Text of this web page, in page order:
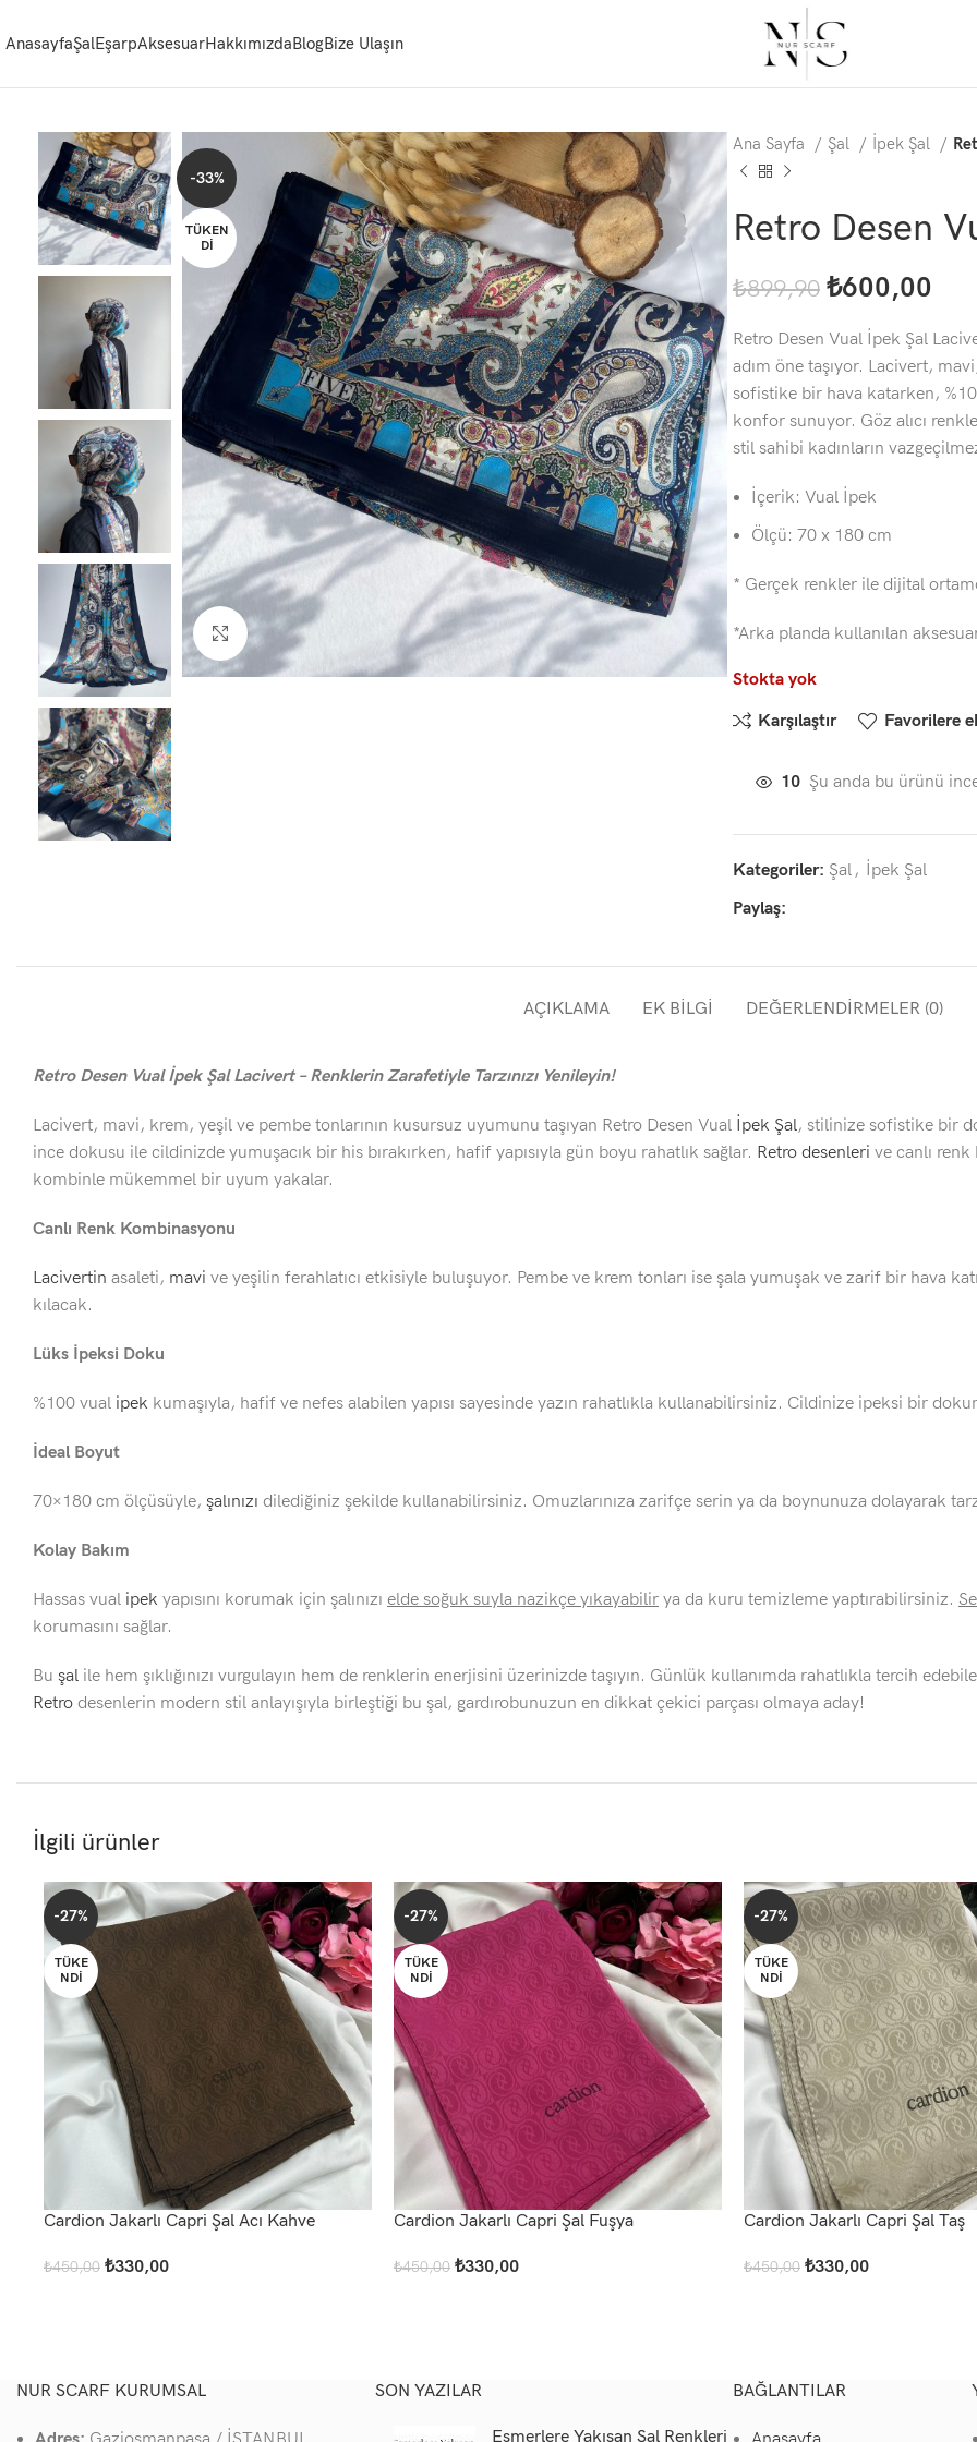
AnasayfaŞalEşarpAksesuarHakkımızdaBlogBize Ulaşın
-33%
TÜKEN
DI
Büyütmek için tıklayın
Ana Sayfa Şal İpek Şal
Retro Desen
₺899,90 ₺600,00
Retro Desen Vual İpek Şal
adım öne taşıyor. Lacivert,
sofistike bir hava katarken,
konfor sunuyor. Göz alıcı
stil sahibi kadınların
İçerik: Vual İpek
Ölçü: 70 x 180 cm
* Gerçek renkler ile dijital
*Arka planda kullanılan
Stokta yok
Karşılaştır
Favorilere
10 Şu anda bu ürünü
Kategoriler: Şal, İpek Şal
Paylaş:
AÇIKLAMA EK BILGI DEĞERLENDIRMELER (0)
Retro Desen Vual İpek Şal Lacivert – Renklerin Zarafetiyle Tarzınızı Yenileyin!
Lacivert, mavi, krem, yeşil ve pembe tonlarının kusursuz uyumunu taşıyan Retro Desen Vual İpek Şal, stilinize sofistike bir
ince dokusu ile cildinizde yumuşacık bir his bırakırken, hafif yapısıyla gün boyu rahatlık sağlar. Retro desenleri ve canlı
kombinle mükemmel bir uyum yakalar.
Canlı Renk Kombinasyonu
Lacivertin asaleti, mavi ve yeşilin ferahlatıcı etkisiyle buluşuyor. Pembe ve krem tonları ise şala yumuşak ve zarif bir hava
kılacak.
Lüks İpeksi Doku
%100 vual ipek kumaşıyla, hafif ve nefes alabilen yapısı sayesinde yazın rahatlıkla kullanabilirsiniz. Cildinize ipeksi bir
İdeal Boyut
70×180 cm ölçüsüyle, şalınızı dilediğiniz şekilde kullanabilirsiniz. Omuzlarınıza zarifçe serin ya da boynunuza dolayarak
Kolay Bakım
Hassas vual ipek yapısını korumak için şalınızı elde soğuk suyla nazikçe yıkayabilir ya da kuru temizleme yaptırabilirsiniz.
korumasını sağlar.
Bu şal ile hem şıklığınızı vurgulayın hem de renklerin enerjisini üzerinizde taşıyın. Günlük kullanımda rahatlıkla tercih
Retro desenlerin modern stil anlayışıyla birleştiği bu şal, gardırobunuzun en dikkat çekici parçası olmaya aday!
İlgili ürünler
-27%
TÜKE
NDI
Cardion Jakarlı Capri Şal Acı Kahve
₺450,00 ₺330,00
-27%
TÜKE
NDI
Cardion Jakarlı Capri Şal Fuşya
₺450,00 ₺330,00
-27%
TÜKE
NDI
Cardion Jakarlı Capri Şal Taş
₺450,00 ₺330,00
NUR SCARF KURUMSAL SON YAZILAR
Esmerlere Yakışan Şal Renkleri
BAĞLANTILAR